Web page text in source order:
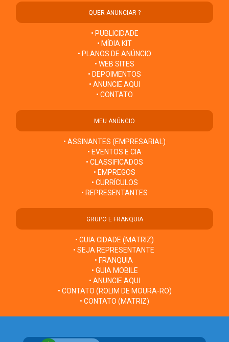
QUER ANUNCIAR ?
• PUBLICIDADE
• MÍDIA KIT
• PLANOS DE ANÚNCIO
• WEB SITES
• DEPOIMENTOS
• ANUNCIE AQUI
• CONTATO
MEU ANÚNCIO
• ASSINANTES (EMPRESARIAL)
• EVENTOS E CIA
• CLASSIFICADOS
• EMPREGOS
• CURRÍCULOS
• REPRESENTANTES
GRUPO E FRANQUIA
• GUIA CIDADE (MATRIZ)
• SEJA REPRESENTANTE
• FRANQUIA
• GUIA MOBILE
• ANUNCIE AQUI
• CONTATO (ROLIM DE MOURA-RO)
• CONTATO (MATRIZ)